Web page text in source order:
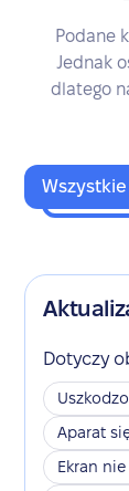
Podane
Jednak
dlatego
Wszystkie
Dotyczy
Aparat
Ekran